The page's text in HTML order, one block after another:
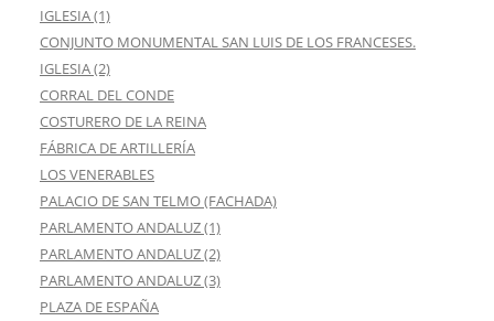
IGLESIA (1)
CONJUNTO MONUMENTAL SAN LUIS DE LOS FRANCESES.
IGLESIA (2)
CORRAL DEL CONDE
COSTURERO DE LA REINA
FÁBRICA DE ARTILLERÍA
LOS VENERABLES
PALACIO DE SAN TELMO (FACHADA)
PARLAMENTO ANDALUZ (1)
PARLAMENTO ANDALUZ (2)
PARLAMENTO ANDALUZ (3)
PLAZA DE ESPAÑA